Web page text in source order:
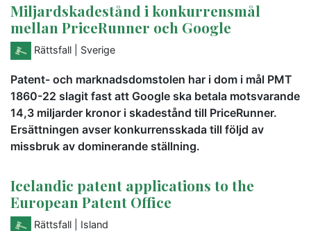
Miljardskadestånd i konkurrensmål
mellan PriceRunner och Google
Rättsfall | Sverige
Patent- och marknadsdomstolen har i dom i mål PMT
1860-22 slagit fast att Google ska betala motsvarande
14,3 miljarder kronor i skadestånd till PriceRunner.
Ersättningen avser konkurrensskada till följd av
missbruk av dominerande ställning.
Icelandic patent applications to the
European Patent Office
Rättsfall | Island